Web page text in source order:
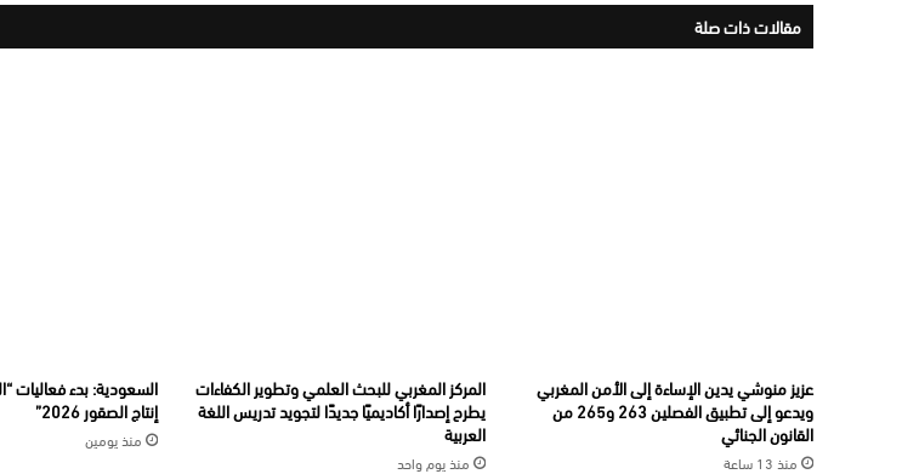
مقالات ذات صلة
عزيز منوشي يدين الإساءة إلى الأمن المغربي
ويدعو إلى تطبيق الفصلين 263 و265 من
القانون الجنائي
منذ 13 ساعة
المركز المغربي للبحث العلمي وتطوير الكفاءات
يطرح إصدارًا أكاديميًا جديدًا لتجويد تدريس اللغة
العربية
منذ يوم واحد
السعودية: بدء فعاليات
إنتاج الصقور 2026”
منذ يومين